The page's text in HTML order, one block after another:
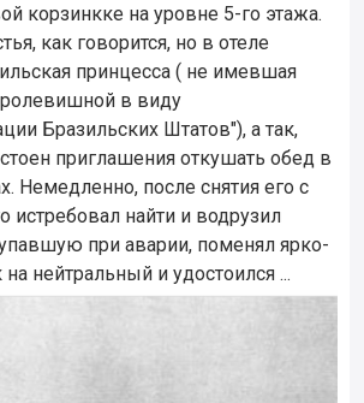
корзинкке на уровне 5-го этажа.
как говорится, но в отеле
принцесса ( не имевшая
в виду
Бразильских Штатов"), а так,
приглашения откушать обед в
Немедленно, после снятия его с
истребовал найти и водрузил
при аварии, поменял ярко-
на нейтральный и удостоился ...